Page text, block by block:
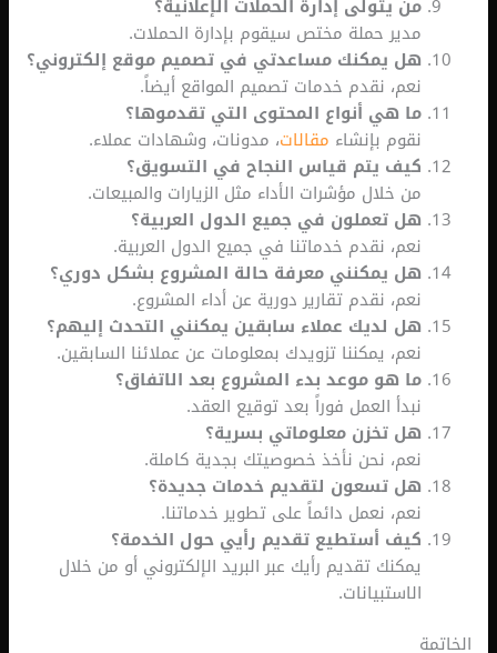
من يتولى إدارة الحملات الإعلانية؟
مدير حملة مختص سيقوم بإدارة الحملات.
هل يمكنك مساعدتي في تصميم موقع إلكتروني؟
نعم، نقدم خدمات تصميم المواقع أيضاً.
ما هي أنواع المحتوى التي تقدموها؟
نقوم بإنشاءمقالات، مدونات، وشهادات عملاء.
كيف يتم قياس النجاح في التسويق؟
من خلال مؤشرات الأداء مثل الزيارات والمبيعات.
هل تعملون في جميع الدول العربية؟
نعم، نقدم خدماتنا في جميع الدول العربية.
هل يمكنني معرفة حالة المشروع بشكل دوري؟
نعم، نقدم تقارير دورية عن أداء المشروع.
هل لديك عملاء سابقين يمكنني التحدث إليهم؟
نعم، يمكننا تزويدك بمعلومات عن عملائنا السابقين.
ما هو موعد بدء المشروع بعد الاتفاق؟
نبدأ العمل فوراً بعد توقيع العقد.
هل تخزن معلوماتي بسرية؟
نعم، نحن نأخذ خصوصيتك بجدية كاملة.
هل تسعون لتقديم خدمات جديدة؟
نعم، نعمل دائماً على تطوير خدماتنا.
كيف أستطيع تقديم رأيي حول الخدمة؟
يمكنك تقديم رأيك عبر البريد الإلكتروني أو من خلال
الاستبيانات.